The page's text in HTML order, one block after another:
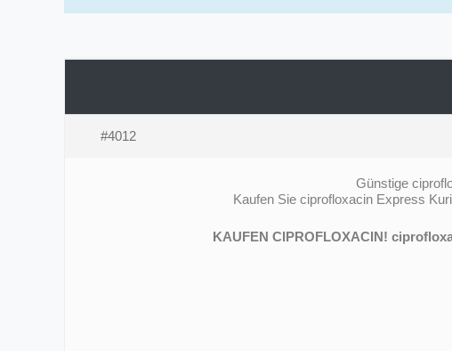
#4012
Günstige
Kaufen Sie ciprofloxacin Express
KAUFEN CIPROFLOXACIN!